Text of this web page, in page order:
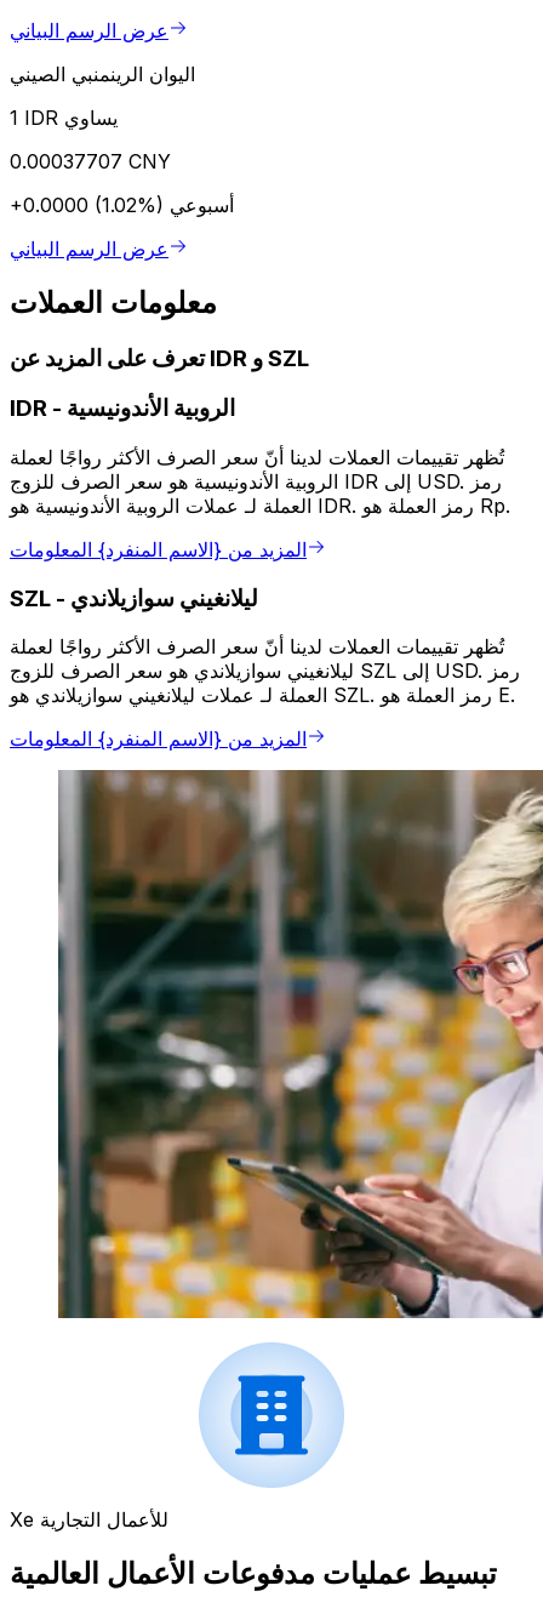
عرض الرسم البياني
اليوان الرينمنبي الصيني
1 IDR يساوي
0.00037707 CNY
+0.0000 (1.02%) أسبوعي
عرض الرسم البياني
معلومات العملات
تعرف على المزيد عن IDR و SZL
IDR - الروبية الأندونيسية
تُظهر تقييمات العملات لدينا أنّ سعر الصرف الأكثر رواجًا لعملة
الروبية الأندونيسية هو سعر الصرف للزوج IDR إلى USD. رمز
العملة لـ عملات الروبية الأندونيسية هو IDR. رمز العملة هو Rp.
المزيد من {الاسم المنفرد} المعلومات
SZL - ليلانغيني سوازيلاندي
تُظهر تقييمات العملات لدينا أنّ سعر الصرف الأكثر رواجًا لعملة
ليلانغيني سوازيلاندي هو سعر الصرف للزوج SZL إلى USD. رمز
العملة لـ عملات ليلانغيني سوازيلاندي هو SZL. رمز العملة هو E.
المزيد من {الاسم المنفرد} المعلومات
Xe للأعمال التجارية
تبسيط عمليات مدفوعات الأعمال العالمية